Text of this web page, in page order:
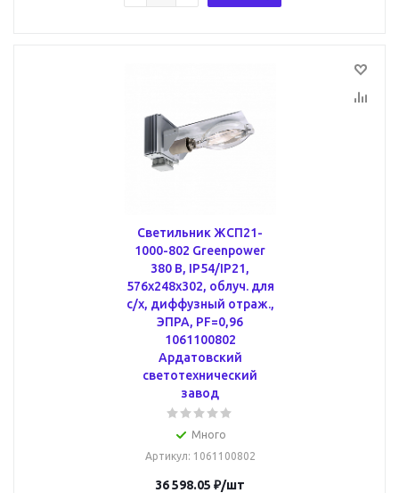
Светильник ЖСП21-
1000-802 Greenpower
380 В, IP54/IP21,
576х248х302, облуч. для
с/х, диффузный отраж.,
ЭПРА, PF=0,96
1061100802
Ардатовский
светотехнический
завод
Много
Артикул: 1061100802
36 598.05 ₽/шт